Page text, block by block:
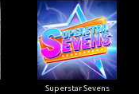
Superstar Sevens